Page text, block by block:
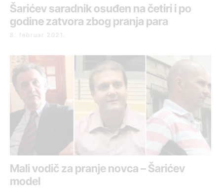
Šarićev saradnik osuđen na četiri i po
godine zatvora zbog pranja para
8. februar 2021.
Mali vodič za pranje novca – Šarićev
model